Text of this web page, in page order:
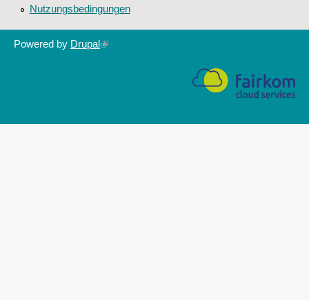
Nutzungsbedingungen
Powered by Drupal(link